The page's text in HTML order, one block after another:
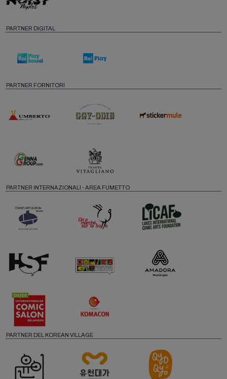
PARTNER DIGITAL
PARTNER FORNITORI
PARTNER INTERNAZIONALI - AREA FUMETTO
PARTNER DEL KOREAN VILLAGE